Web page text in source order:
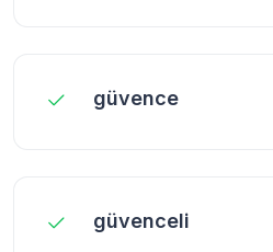
güvence
güvenceli